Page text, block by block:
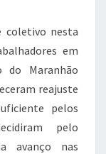
gr
a
m
coletivo nesta
em
do Maranhão
reajuste
pelos
pelo
avanço nas